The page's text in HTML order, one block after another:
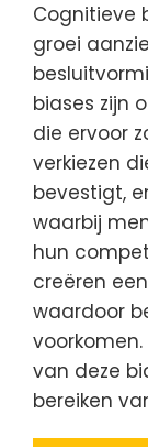
Cognitieve
groei
biases zijn
die ervoor
verkiezen
bevestigt,
waarbij
hun
creëren
waardoor
van deze
bereiken